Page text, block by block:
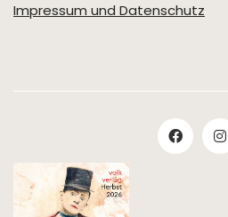
Impressum und Datenschutz